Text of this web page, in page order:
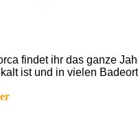
findet ihr das ganze
ist und in vielen